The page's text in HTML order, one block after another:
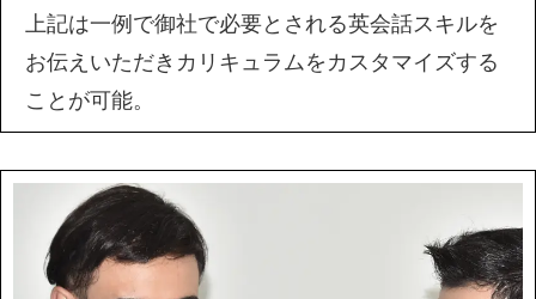
上記は一例で御社で必要とされる英会話スキルを
お伝えいただきカリキュラムをカスタマイズする
ことが可能。